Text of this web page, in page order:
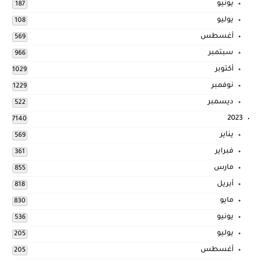
يونيو 187
يوليو 108
أغسطس 569
سبتمبر 966
أكتوبر 1029
نوفمبر 1229
ديسمبر 522
2023
7140
يناير 569
فبراير 361
مارس 855
أبريل 818
مايو 830
يونيو 536
يوليو 205
أغسطس 205